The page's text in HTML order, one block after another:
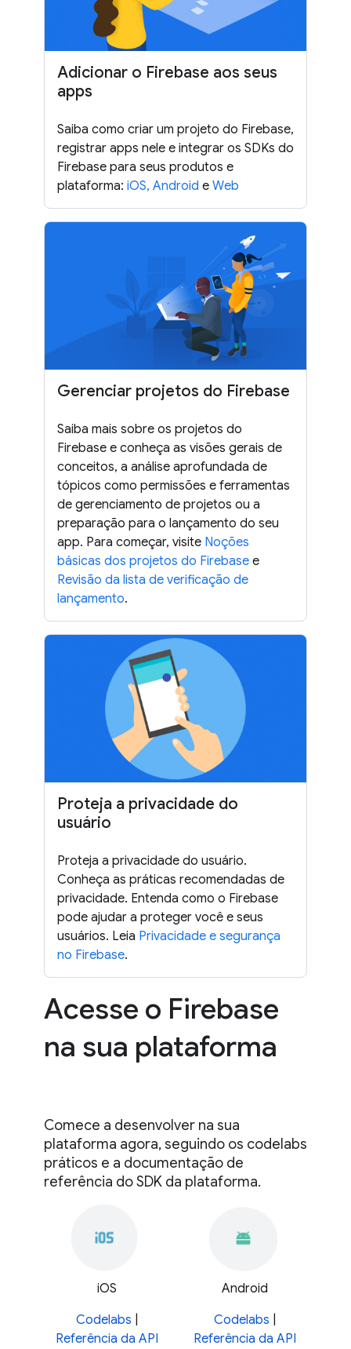
Adicionar o Firebase aos seus
apps
Saiba como criar um projeto do Firebase,
registrar apps nele e integrar os SDKs do
Firebase para seus produtos e
plataforma: iOS, Android e Web
Gerenciar projetos do Firebase
Saiba mais sobre os projetos do
Firebase e conheça as visões gerais de
conceitos, a análise aprofundada de
tópicos como permissões e ferramentas
de gerenciamento de projetos ou a
preparação para o lançamento do seu
app. Para começar, visite Noções
básicas dos projetos do Firebase e
Revisão da lista de verificação de
lançamento.
Proteja a privacidade do
usuário
Proteja a privacidade do usuário.
Conheça as práticas recomendadas de
privacidade. Entenda como o Firebase
pode ajudar a proteger você e seus
usuários. Leia Privacidade e segurança
no Firebase.
Acesse o Firebase
na sua plataforma
Comece a desenvolver na sua
plataforma agora, seguindo os codelabs
práticos e a documentação de
referência do SDK da plataforma.
iOS
Codelabs
Referência da API
Android
Codelabs
Referência da API